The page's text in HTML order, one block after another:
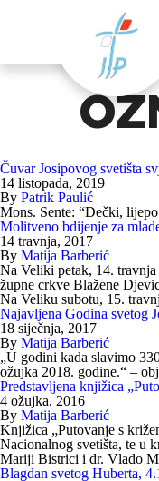
Čuvar Josipovog svetišta
14 listopada, 2019
By Patrik Paulić
Mons. Sente: “Dečki,
Molitveno bdijenje za
14 travnja, 2017
By Matija Barberić
Na Veliki petak, 14.
župne crkve Blažene
Na Veliku subotu, 15.
Najavljena Godina svetog
18 siječnja, 2017
By Matija Barberić
„U godini kada slavimo
ožujka 2018. godine.“ –
Predstavljena knjižica
4 ožujka, 2016
By Matija Barberić
Knjižica „Putovanje s
Nacionalnog svetišta, te u
Mariji Bistrici i dr. Vlado
Blagdan svetog Huberta,